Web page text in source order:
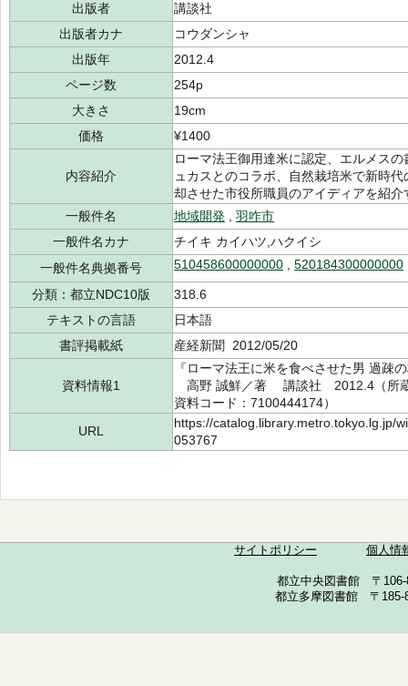
出版者
講談社
出版者カナ
コウダンシャ
出版年
2012.4
ページ数
254p
大きさ
19cm
価格
¥1400
内容紹介
ローマ法王御用達米に認定、エルメス
ュカスとのコラボ、自然栽培米で新時
却させた市役所職員のアイディアを紹介
一般件名
地域開発
羽咋市
一般件名カナ
チイキ カイハツ,ハクイシ
一般件名典拠番号
510458600000000 520184300000000
分類：都立NDC10版
318.6
テキストの言語
日本語
書評掲載紙
産経新聞 2012/05/20
資料情報1
『ローマ法王に米を食べさせた男 過疎
高野 誠鮮／著 講談社 2012.4（所
資料コード：7100444174）
URL
https://catalog.library.metro.tokyo.lg.jp/
053767
サイトポリシー 個人情
都立中央図書館 〒
都立多摩図書館 〒185-